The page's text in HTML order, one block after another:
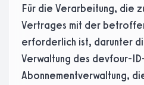
Für die Verarbeitung, die
Vertrages mit der
erforderlich ist, darunter
Verwaltung des devfour-
Abonnementverwaltung,